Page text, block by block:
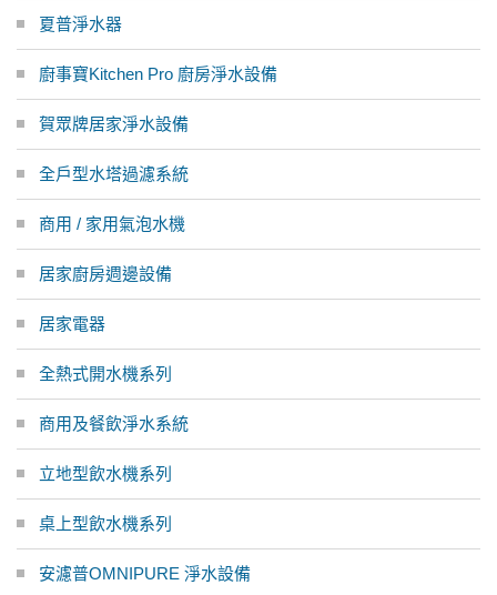
夏普淨水器
廚事寶Kitchen Pro 廚房淨水設備
賀眾牌居家淨水設備
全戶型水塔過濾系統
商用 / 家用氣泡水機
居家廚房週邊設備
居家電器
全熱式開水機系列
商用及餐飲淨水系統
立地型飲水機系列
桌上型飲水機系列
安濾普OMNIPURE 淨水設備